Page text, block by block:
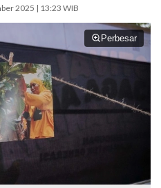
2025 | 13:23 WIB
Perbesar